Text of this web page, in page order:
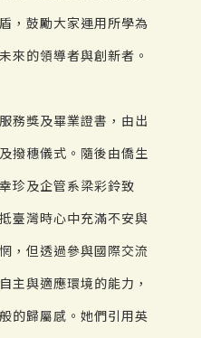
，鼓勵大家運用所學為
來的領導者與創新者。
務獎及畢業證書，由出
撥穗儀式。隨後由僑生
珍及企管系梁彩鈴致
臺灣時心中充滿不安與
，但透過參與國際交流
主與適應環境的能力，
的歸屬感。她們引用英